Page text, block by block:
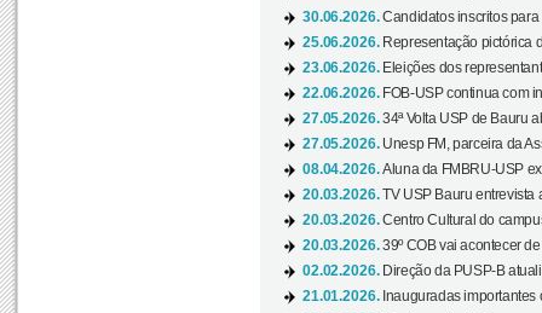
30.06.2026.Candidatos inscritos
25.06.2026. Representação pictórica
23.06.2026. Eleições dos
22.06.2026. FOB-USP continua com
27.05.2026.34ª Volta USP de Bauru
27.05.2026. Unesp FM, parceira da
08.04.2026.Aluna da FMBRU-USP
20.03.2026.TV USP Bauru entrevista
20.03.2026.Centro Cultural do
20.03.2026.39º COB vai acontecer
02.02.2026. Direção da PUSP-B
21.01.2026. Inauguradas